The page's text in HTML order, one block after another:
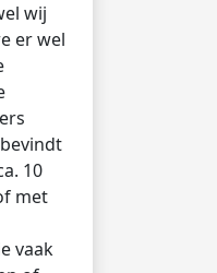
wij
er wel
10
met
vaak